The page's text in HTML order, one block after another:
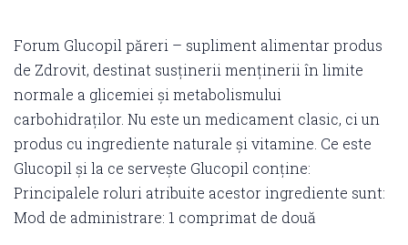
Forum Glucopil păreri – supliment alimentar produs
de Zdrovit, destinat susținerii menținerii în limite
normale a glicemiei și metabolismului
carbohidraților. Nu este un medicament clasic, ci un
produs cu ingrediente naturale și vitamine. Ce este
Glucopil și la ce servește Glucopil conține:
Principalele roluri atribuite acestor ingrediente sunt:
Mod de administrare: 1 comprimat de două